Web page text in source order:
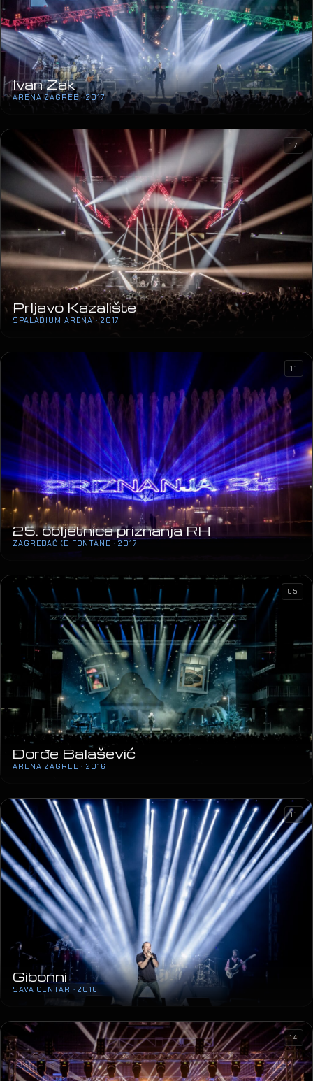
Prljavo Kazalište
SPALADIUM ARENA · 2017
17
25. obljetnica priznanja RH
ZAGREBAČKE FONTANE · 2017
11
Đorđe Balašević
ARENA ZAGREB · 2016
05
Gibonni
SAVA CENTAR · 2016
11